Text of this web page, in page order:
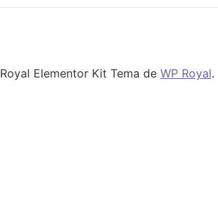
Royal Elementor Kit Tema de WP Royal.